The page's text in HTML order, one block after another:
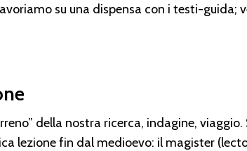
su una dispensa con i testi-guida;
della nostra ricerca, indagine,
lezione fin dal medioevo: il magister